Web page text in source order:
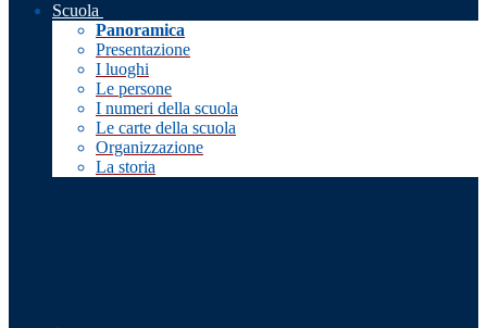
Scuola
Panoramica
Presentazione
I luoghi
Le persone
I numeri della scuola
Le carte della scuola
Organizzazione
La storia